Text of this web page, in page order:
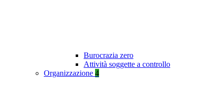
Burocrazia zero
Attività soggette a controllo
Organizzazione 4